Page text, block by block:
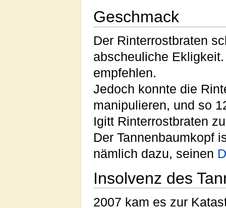
Geschmack
Der Rinterrostbraten
abscheuliche
empfehlen.
Jedoch konnte die
manipulieren, und so
Igitt Rinterrostbraten
Der Tannenbaumkopf
nämlich dazu, seinen
Insolvenz des
2007 kam es zur